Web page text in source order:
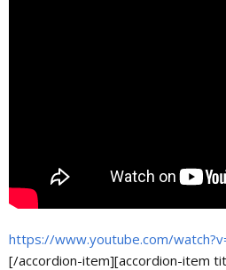
https://www.youtube.com/
[/accordion-item][accordion-item